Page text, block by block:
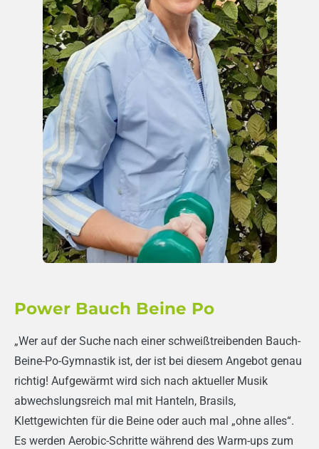
Power Bauch Beine Po
„Wer auf der Suche nach einer schweißtreibenden Bauch-
Beine-Po-Gymnastik ist, der ist bei diesem Angebot genau
richtig! Aufgewärmt wird sich nach aktueller Musik
abwechslungsreich mal mit Hanteln, Brasils,
Klettgewichten für die Beine oder auch mal „ohne alles“.
Es werden Aerobic-Schritte während des Warm-ups zum